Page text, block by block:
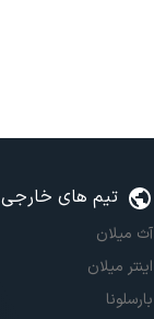
تیم های خارجی
آث میلان
اینتر میلان
بارسلونا